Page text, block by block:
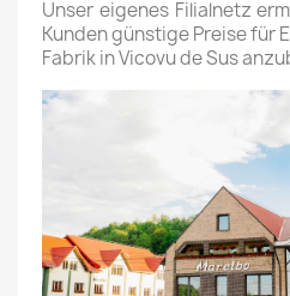
Unser eigenes Filialnetz
Kunden günstige Preise für
Fabrik in Vicovu de Sus